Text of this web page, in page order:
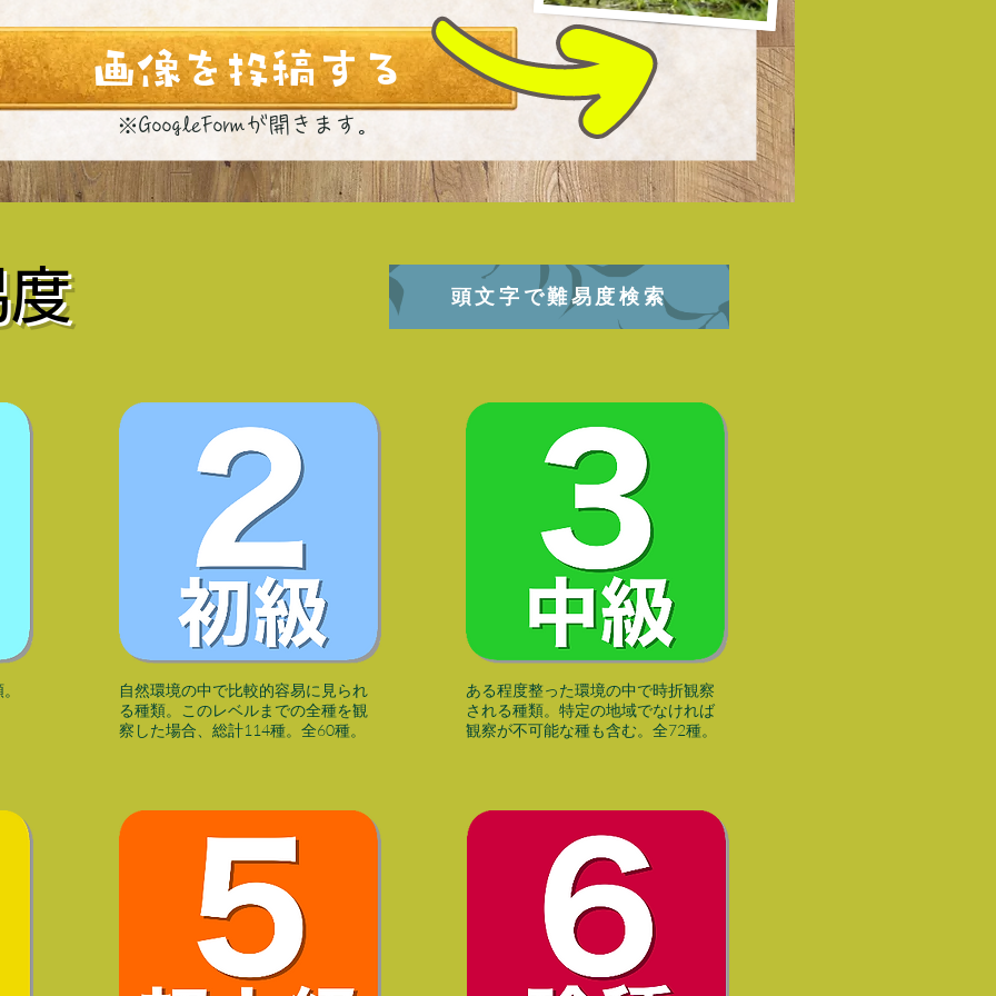
画像を投稿する
​※GoogleFormが開きます。
自然環境の中で比較的容易に見られ
る種類。このレベルまでの全種を観
察した場合、総計114種。全60種。
頭文字で難易度検索
​ある程度整った環境の中で時折観察
される種類。特定の地域でなければ
観察が不可能な種も含む。全72種。